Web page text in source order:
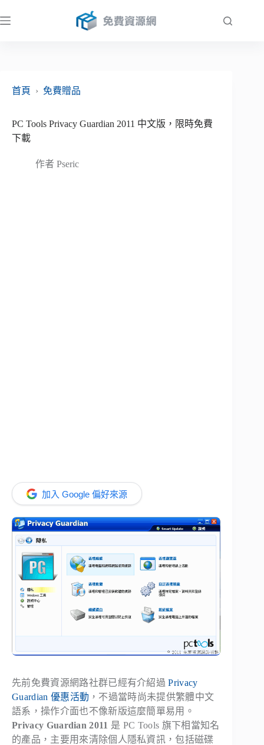
至
首頁
› 免費贈品
PC Tools Privacy Guardian 2011 中文版，限時免費
下載
作者 Pseric
加入 Google 偏好來源
先前免費資源網路社群已經有介紹過Privacy
Guardian 優惠活動 ，不過當時尚未提供繁體中文
語系，操作介面也不像新版這麼簡單易用。
Privacy Guardian 2011 是 PC Tools 旗下相當知名
的產品，主要用來清除個人隱私資訊，包括磁碟